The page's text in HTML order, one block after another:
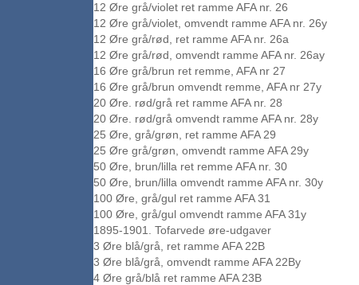
12 Øre grå/violet ret ramme AFA nr. 26
12 Øre grå/violet, omvendt ramme AFA nr. 26y
12 Øre grå/rød, ret ramme AFA nr. 26a
12 Øre grå/rød, omvendt ramme AFA nr. 26ay
16 Øre grå/brun ret remme, AFA nr 27
16 Øre grå/brun omvendt remme, AFA nr 27y
20 Øre. rød/grå ret ramme AFA nr. 28
20 Øre. rød/grå omvendt ramme AFA nr. 28y
25 Øre, grå/grøn, ret ramme AFA 29
25 Øre grå/grøn, omvendt ramme AFA 29y
50 Øre, brun/lilla ret remme AFA nr. 30
50 Øre, brun/lilla omvendt ramme AFA nr. 30y
100 Øre, grå/gul ret ramme AFA 31
100 Øre, grå/gul omvendt ramme AFA 31y
1895-1901. Tofarvede øre-udgaver
3 Øre blå/grå, ret ramme AFA 22B
3 Øre blå/grå, omvendt ramme AFA 22By
4 Øre grå/blå ret ramme AFA 23B